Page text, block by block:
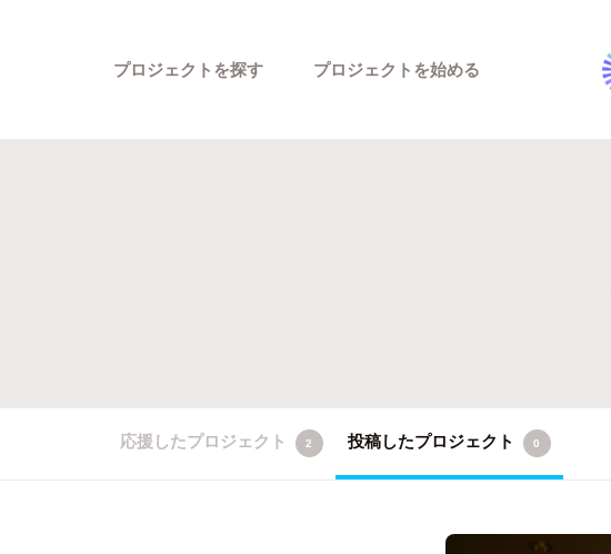
プロジェクトを探す プロジェクトを始める
応援したプロジェクト 2 投稿したプロジェクト 0